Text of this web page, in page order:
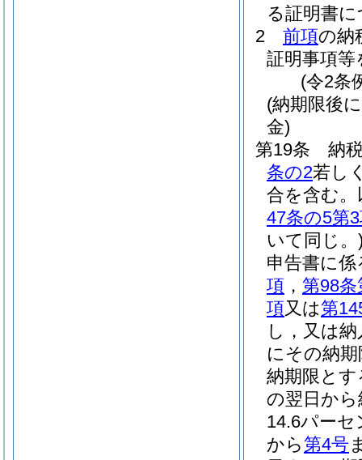
る証明書
2
前項の納
証明事項
(令2条
(納期限後
金)
第19条
納
条の2若し
合を含む
47条の5第
いて同じ。
申告書に
項 ， 第98条
項又は第
し，又は
にその納期
納期限とす
の翌日か
14.6パーセ
から第4号